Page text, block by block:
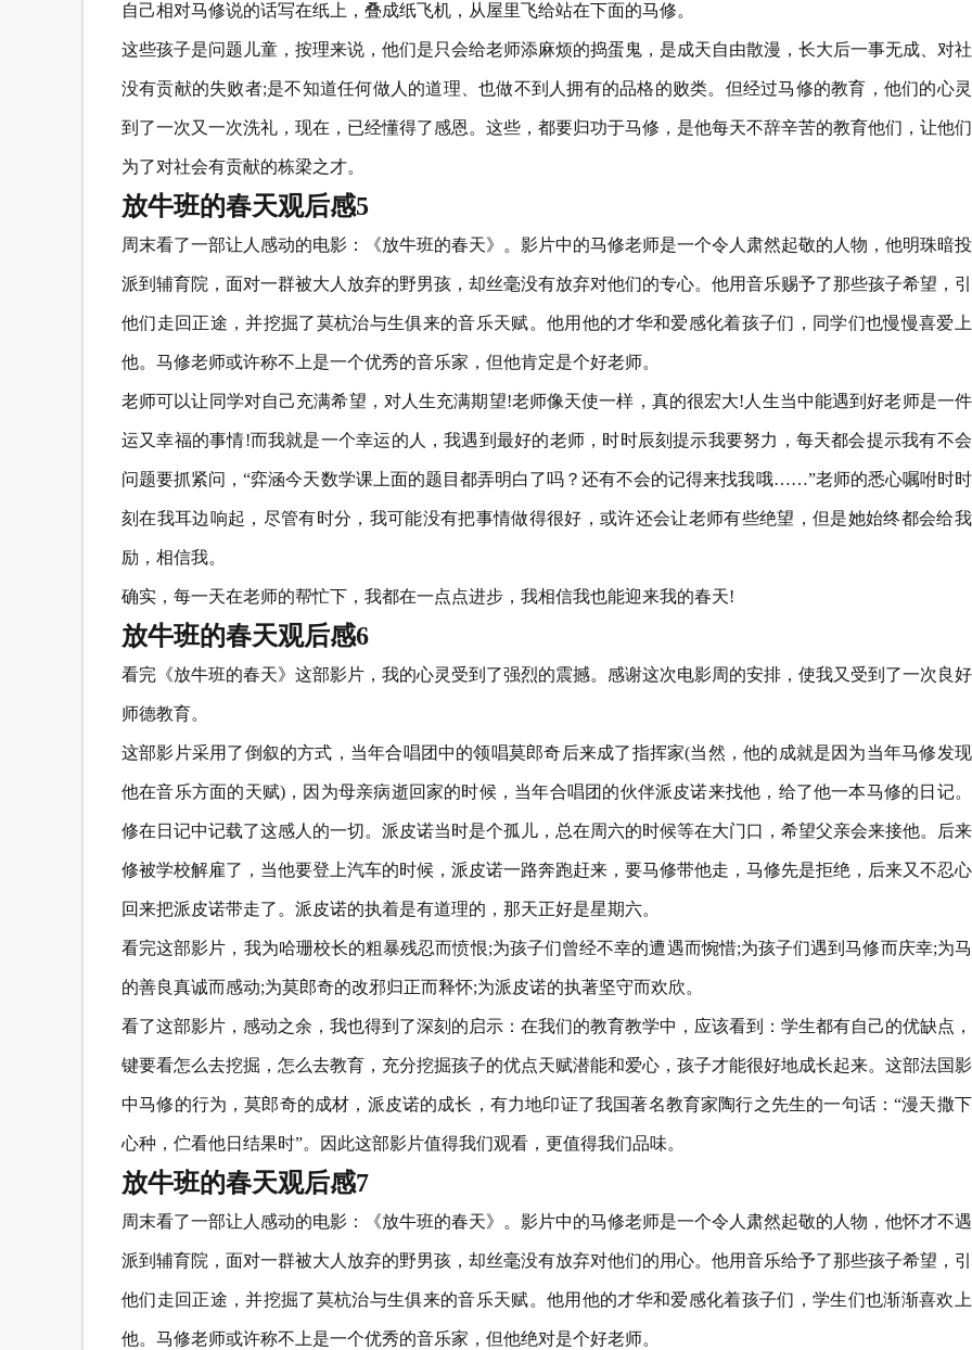
自己相对马修说的话写在纸上，叠成纸飞机，从屋里飞给站在下面的马修。
这些孩子是问题儿童，按理来说，他们是只会给老师添麻烦的捣蛋鬼，是成天自由散漫，长大后一事无成、对
没有贡献的失败者;是不知道任何做人的道理、也做不到人拥有的品格的败类。但经过马修的教育，他们的心
到了一次又一次洗礼，现在，已经懂得了感恩。这些，都要归功于马修，是他每天不辞辛苦的教育他们，让他
为了对社会有贡献的栋梁之才。
放牛班的春天观后感5
周末看了一部让人感动的电影：《放牛班的春天》。影片中的马修老师是一个令人肃然起敬的人物，他明珠暗
派到辅育院，面对一群被大人放弃的野男孩，却丝毫没有放弃对他们的专心。他用音乐赐予了那些孩子希望，
他们走回正途，并挖掘了莫杭治与生俱来的音乐天赋。他用他的才华和爱感化着孩子们，同学们也慢慢喜爱
他。马修老师或许称不上是一个优秀的音乐家，但他肯定是个好老师。
老师可以让同学对自己充满希望，对人生充满期望!老师像天使一样，真的很宏大!人生当中能遇到好老师是一
运又幸福的事情!而我就是一个幸运的人，我遇到最好的老师，时时辰刻提示我要努力，每天都会提示我有不
问题要抓紧问，“弈涵今天数学课上面的题目都弄明白了吗？还有不会的记得来找我哦……”老师的悉心嘱咐时
刻在我耳边响起，尽管有时分，我可能没有把事情做得很好，或许还会让老师有些绝望，但是她始终都会给
励，相信我。
确实，每一天在老师的帮忙下，我都在一点点进步，我相信我也能迎来我的春天!
放牛班的春天观后感6
看完《放牛班的春天》这部影片，我的心灵受到了强烈的震撼。感谢这次电影周的安排，使我又受到了一次良
师德教育。
这部影片采用了倒叙的方式，当年合唱团中的领唱莫郎奇后来成了指挥家(当然，他的成就是因为当年马修发
他在音乐方面的天赋)，因为母亲病逝回家的时候，当年合唱团的伙伴派皮诺来找他，给了他一本马修的日记
修在日记中记载了这感人的一切。派皮诺当时是个孤儿，总在周六的时候等在大门口，希望父亲会来接他。后
修被学校解雇了，当他要登上汽车的时候，派皮诺一路奔跑赶来，要马修带他走，马修先是拒绝，后来又不忍心
回来把派皮诺带走了。派皮诺的执着是有道理的，那天正好是星期六。
看完这部影片，我为哈珊校长的粗暴残忍而愤恨;为孩子们曾经不幸的遭遇而惋惜;为孩子们遇到马修而庆幸;为
的善良真诚而感动;为莫郎奇的改邪归正而释怀;为派皮诺的执著坚守而欢欣。
看了这部影片，感动之余，我也得到了深刻的启示：在我们的教育教学中，应该看到：学生都有自己的优缺点
键要看怎么去挖掘，怎么去教育，充分挖掘孩子的优点天赋潜能和爱心，孩子才能很好地成长起来。这部法国
中马修的行为，莫郎奇的成材，派皮诺的成长，有力地印证了我国著名教育家陶行之先生的一句话：“漫天撒
心种，伫看他日结果时”。因此这部影片值得我们观看，更值得我们品味。
放牛班的春天观后感7
周末看了一部让人感动的电影：《放牛班的春天》。影片中的马修老师是一个令人肃然起敬的人物，他怀才不
派到辅育院，面对一群被大人放弃的野男孩，却丝毫没有放弃对他们的用心。他用音乐给予了那些孩子希望，
他们走回正途，并挖掘了莫杭治与生俱来的音乐天赋。他用他的才华和爱感化着孩子们，学生们也渐渐喜欢
他。马修老师或许称不上是一个优秀的音乐家，但他绝对是个好老师。